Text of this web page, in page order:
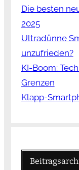
Die besten
2025
Ultradünne
unzufrieden?
KI-Boom:
Grenzen
Klapp-